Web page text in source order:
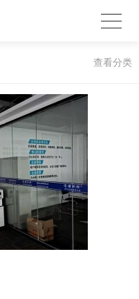
查看分类